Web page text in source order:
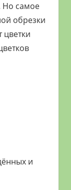
Но самое
обрезки
цветки
и